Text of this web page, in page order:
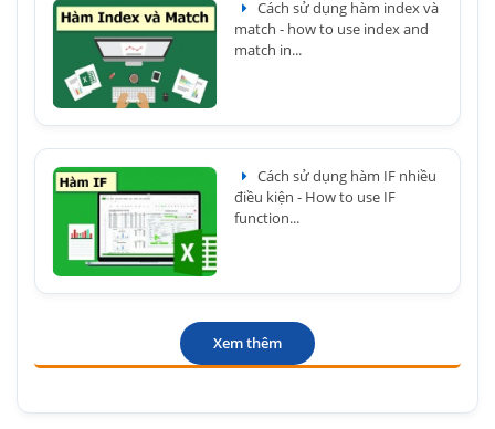
Cách sử dụng hàm index và
match - how to use index and
match in...
Cách sử dụng hàm IF nhiều
điều kiện - How to use IF
function...
Xem thêm